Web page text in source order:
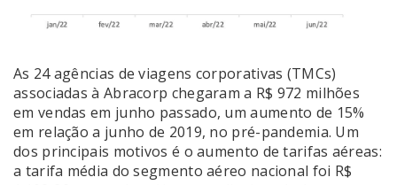
As 24 agências de viagens corporativas (TMCs)
associadas à Abracorp chegaram a R$ 972 milhões
em vendas em junho passado, um aumento de 15%
em relação a junho de 2019, no pré-pandemia. Um
dos principais motivos é o aumento de tarifas aéreas:
a tarifa média do segmento aéreo nacional foi R$